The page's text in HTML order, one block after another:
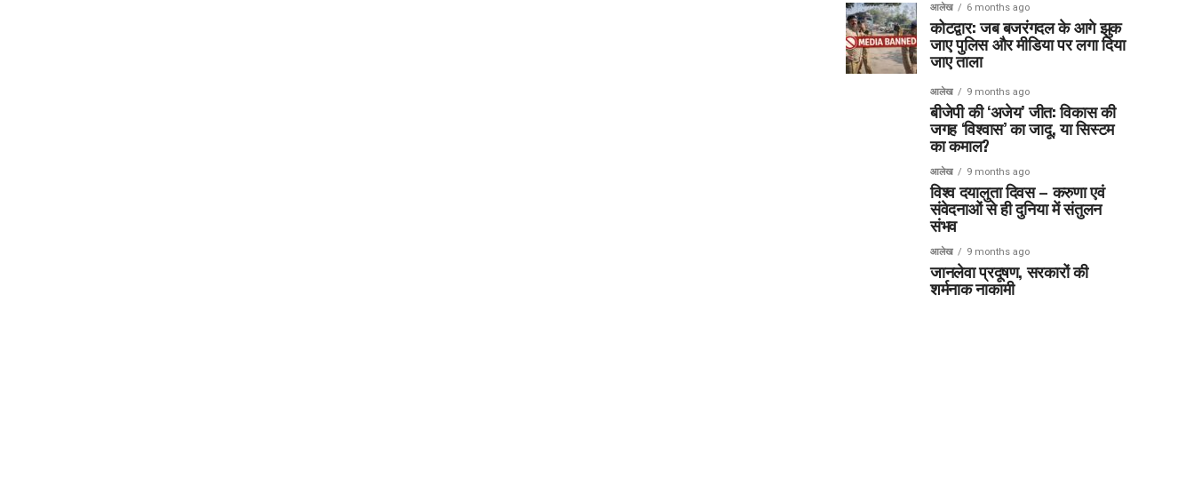
आलेख 6 months ago
कोटद्वार: जब बजरंगदल के आगे झुक
जाए पुलिस और मीडिया पर लगा दिया
जाए ताला
आलेख 9 months ago
बीजेपी की ‘अजेय’ जीत: विकास की
जगह ‘विश्वास’ का जादू, या सिस्टम
का कमाल?
आलेख 9 months ago
विश्व दयालुता दिवस – करुणा एवं
संवेदनाओं से ही दुनिया में संतुलन
संभव
आलेख 9 months ago
जानलेवा प्रदूषण, सरकारों की
शर्मनाक नाकामी